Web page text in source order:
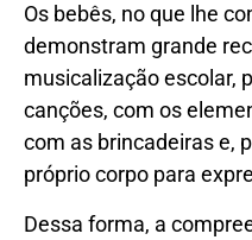
Os bebês, no que lhe
demonstram grande
musicalização escolar,
canções, com os
com as brincadeiras e,
próprio corpo para
Dessa forma, a